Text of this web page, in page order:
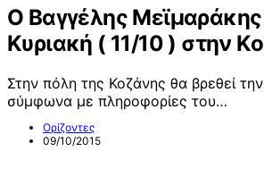
O Βαγγέλης
Κυριακή ( 11/10 ) στην
Στην πόλη της Κοζάνης θα βρεθεί
σύμφωνα με πληροφορίες του…
Ορίζοντες
09/10/2015